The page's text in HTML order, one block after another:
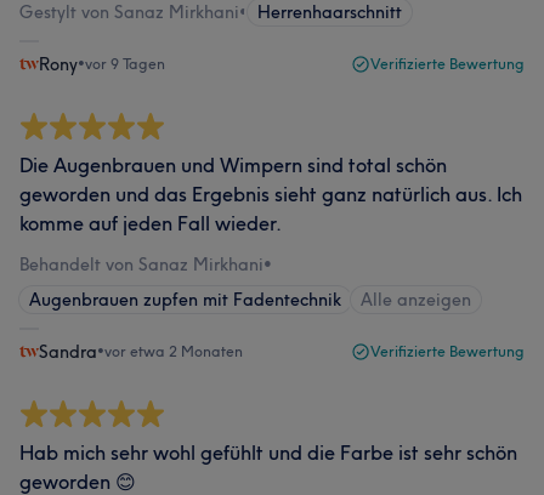
Gestylt von Sanaz Mirkhani• Herrenhaarschnitt
Rony•vor 9 Tagen Verifizierte Bewertung
Die Augenbrauen und Wimpern sind total schön
geworden und das Ergebnis sieht ganz natürlich aus. Ich
komme auf jeden Fall wieder.
Behandelt von Sanaz Mirkhani•
Augenbrauen zupfen mit Fadentechnik
Alle anzeigen
Sandra•vor etwa 2 Monaten Verifizierte Bewertung
Hab mich sehr wohl gefühlt und die Farbe ist sehr schön
geworden 😊